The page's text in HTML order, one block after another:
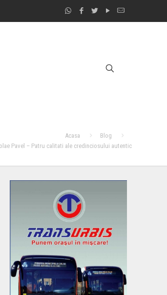
Acasa
Blog
Pavel – Patru calitati ale credinciosului autentic